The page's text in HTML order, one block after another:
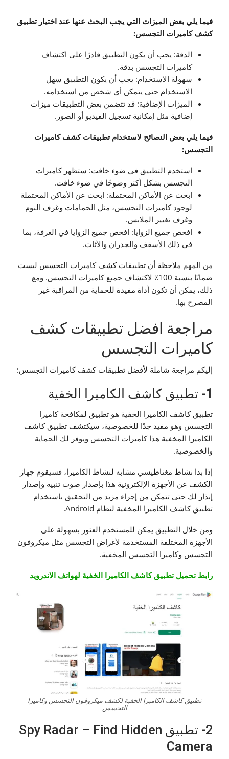
فيما يلي بعض الميزات التي يجب البحث عنها عند اختيار تطبيق
كشف كاميرات التجسس:
الدقة: يجب أن يكون التطبيق قادرًا على اكتشاف
كاميرات التجسس بدقة.
سهولة الاستخدام: يجب أن يكون التطبيق سهل
الاستخدام حتى يتمكن أي شخص من استخدامه.
الميزات الإضافية: قد تتضمن بعض التطبيقات ميزات
إضافية مثل إمكانية تسجيل الفيديو أو الصور.
فيما يلي بعض النصائح لاستخدام تطبيقات كشف كاميرات
التجسس:
استخدم التطبيق في ضوء خافت: ستظهر كاميرات
التجسس بشكل أكثر وضوحًا في ضوء خافت.
ابحث عن الأماكن المحتملة: ابحث عن الأماكن المحتملة
لوجود كاميرات التجسس، مثل الحمامات وغرف النوم
وغرف تغيير الملابس.
افحص جميع الزوايا: افحص جميع الزوايا في الغرفة، بما
في ذلك الأسقف والجدران والأثاث.
من المهم ملاحظة أن تطبيقات كشف كاميرات التجسس ليست
ضمانًا بنسبة 100٪ لاكتشاف جميع كاميرات التجسس. ومع
ذلك، يمكن أن تكون أداة مفيدة للحماية من المراقبة غير
المصرح بها.
مراجعة افضل تطبيقات كشف
كاميرات التجسس
إليكم مراجعة شاملة لأفضل تطبيقات كشف كاميرات التجسس:
1- تطبيق كاشف الكاميرا الخفية
تطبيق كاشف الكاميرا الخفية هو تطبيق لمكافحة كاميرا
التجسس وهو مفيد جدًا للخصوصية، سيكتشف تطبيق كاشف
الكاميرا المخفية هذا كاميرات التجسس ويوفر لك الحماية
والخصوصية.
إذا بدا نشاط مغناطيسي مشابه لنشاط الكاميرا، فسيقوم جهاز
الكشف عن الأجهزة الإلكترونية هذا بإصدار صوت تنبيه وإصدار
إنذار لك حتى تتمكن من إجراء مزيد من التحقيق باستخدام
تطبيق كاشف الكاميرا المخفية لنظام Android.
ومن خلال التطبيق يمكن للمستخدم العثور بسهولة على
الأجهزة المختلفة المستخدمة لأغراض التجسس مثل ميكروفون
التجسس وكاميرا التجسس المخفية.
رابط تحميل تطبيق كاشف الكاميرا الخفية لهواتف الاندرويد
تطبيق كاشف الكاميرا الخفية لكشف ميكروفون التجسس وكاميرا
التجسس
2- تطبيق Spy Radar – Find Hidden
Camera